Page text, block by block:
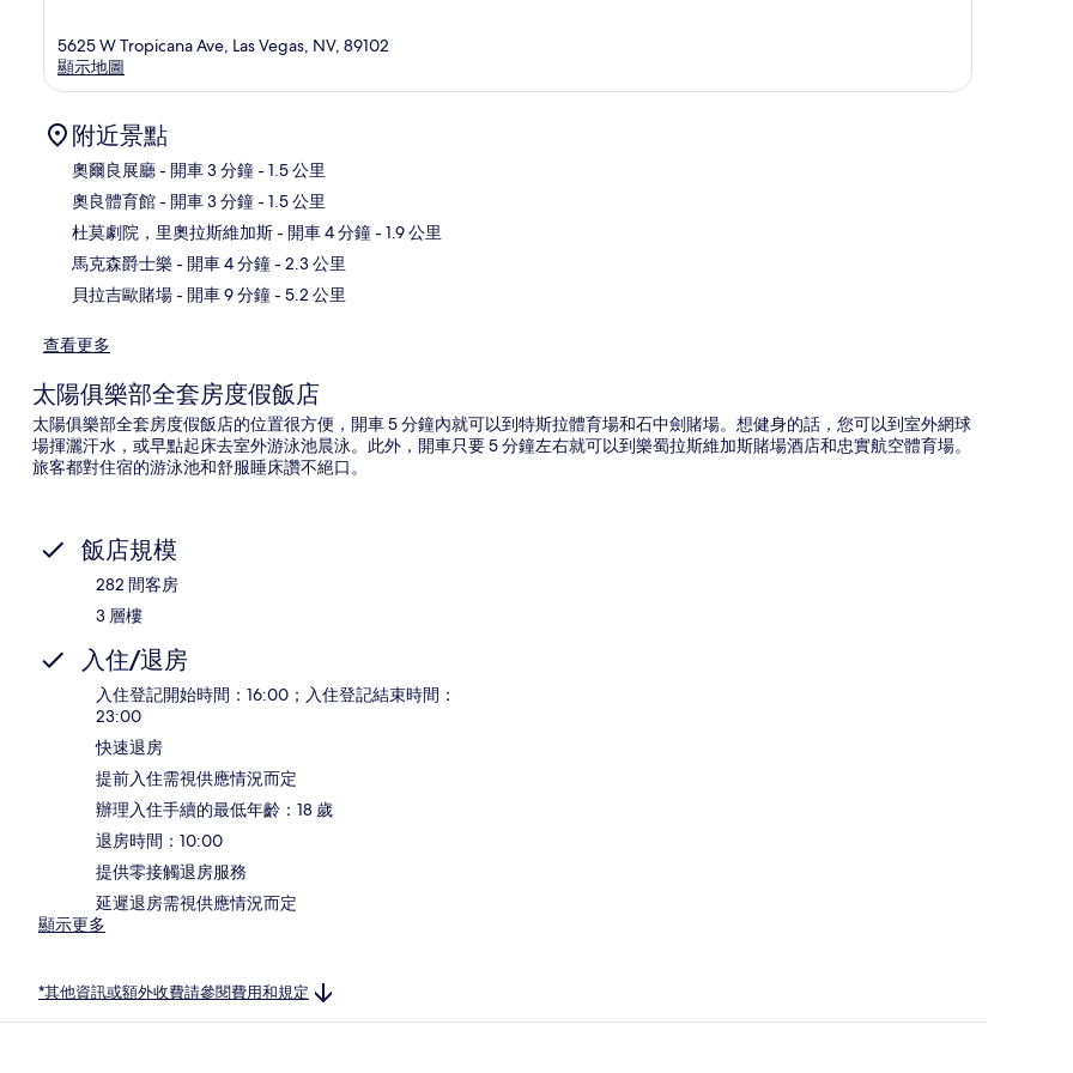
5625 W Tropicana Ave, Las Vegas, NV, 89102
顯示地圖
附近景點
奧爾良展廳- 開車 3 分鐘- 1.5 公里
奧良體育館- 開車 3 分鐘- 1.5 公里
杜莫劇院，里奧拉斯維加斯- 開車 4 分鐘- 1.9 公里
馬克森爵士樂 - 開車 4 分鐘- 2.3 公里
貝拉吉歐賭場- 開車 9 分鐘- 5.2 公里
查看更多
太陽俱樂部全套房度假飯店
太陽俱樂部全套房度假飯店的位置很方便，開車 5 分鐘內就可以到特斯拉體育場和石中劍賭場。想健身的話，您可以到室外網球
場揮灑汗水，或早點起床去室外游泳池晨泳。此外，開車只要 5 分鐘左右就可以到樂蜀拉斯維加斯賭場酒店和忠實航空體育場。
旅客都對住宿的游泳池和舒服睡床讚不絕口。
飯店規模
282 間客房
3 層樓
入住/退房
入住登記開始時間：16:00；入住登記結束時間：
23:00
快速退房
提前入住需視供應情況而定
辦理入住手續的最低年齡：18 歲
退房時間：10:00
提供零接觸退房服務
延遲退房需視供應情況而定
顯示更多
*其他資訊或額外收費請參閱費用和規定